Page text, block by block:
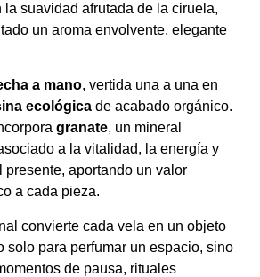
la suavidad afrutada de la ciruela,
un aroma envolvente, elegante
a mano, vertida una a una en
ecológica de acabado orgánico.
granate, un mineral
a la vitalidad, la energía y
presente, aportando un valor
a cada pieza.
convierte cada vela en un objeto
solo para perfumar un espacio, sino
de pausa, rituales